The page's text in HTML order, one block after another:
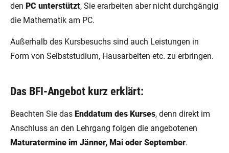
den PC unterstützt, Sie erarbeiten aber nicht durchgängig
die Mathematik am PC.
Außerhalb des Kursbesuchs sind auch Leistungen in
Form von Selbststudium, Hausarbeiten etc. zu erbringen.
Das BFI-Angebot kurz erklärt:
Beachten Sie das Enddatum des Kurses, denn direkt im
Anschluss an den Lehrgang folgen die angebotenen
Maturatermine im Jänner, Mai oder September.